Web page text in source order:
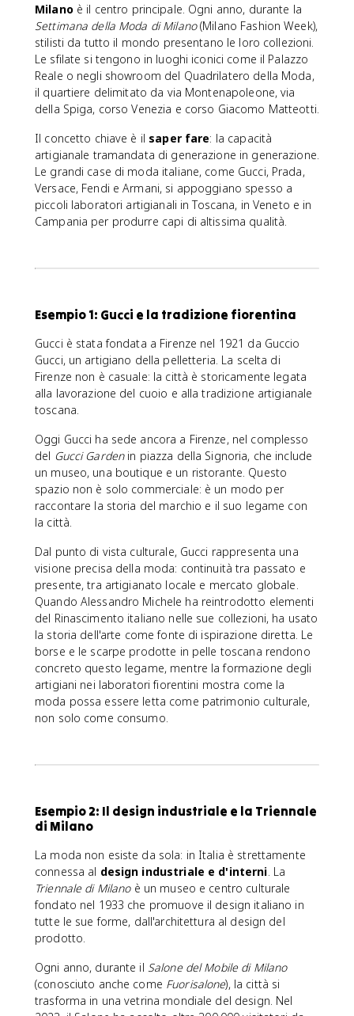
Milanoè il centro principale. Ogni anno, durante la
Settimana della Moda di Milano(Milano Fashion Week),
stilisti da tutto il mondo presentano le loro collezioni.
Le sfilate si tengono in luoghi iconici come il Palazzo
Reale o negli showroom del Quadrilatero della Moda,
il quartiere delimitato da via Montenapoleone, via
della Spiga, corso Venezia e corso Giacomo Matteotti.
Il concetto chiave è il saper fare: la capacità
artigianale tramandata di generazione in generazione.
Le grandi case di moda italiane, come Gucci, Prada,
Versace, Fendi e Armani, si appoggiano spesso a
piccoli laboratori artigianali in Toscana, in Veneto e in
Campania per produrre capi di altissima qualità.
Esempio 1: Gucci e la tradizione fiorentina
Gucci è stata fondata a Firenze nel 1921 da Guccio
Gucci, un artigiano della pelletteria. La scelta di
Firenze non è casuale: la città è storicamente legata
alla lavorazione del cuoio e alla tradizione artigianale
toscana.
Oggi Gucci ha sede ancora a Firenze, nel complesso
del Gucci Gardenin piazza della Signoria, che include
un museo, una boutique e un ristorante. Questo
spazio non è solo commerciale: è un modo per
raccontare la storia del marchio e il suo legame con
la città.
Dal punto di vista culturale, Gucci rappresenta una
visione precisa della moda: continuità tra passato e
presente, tra artigianato locale e mercato globale.
Quando Alessandro Michele ha reintrodotto elementi
del Rinascimento italiano nelle sue collezioni, ha usato
la storia dell'arte come fonte di ispirazione diretta. Le
borse e le scarpe prodotte in pelle toscana rendono
concreto questo legame, mentre la formazione degli
artigiani nei laboratori fiorentini mostra come la
moda possa essere letta come patrimonio culturale,
non solo come consumo.
Esempio 2: Il design industriale e la Triennale
di Milano
La moda non esiste da sola: in Italia è strettamente
connessa al design industriale e d'interni . La
Triennale di Milanoè un museo e centro culturale
fondato nel 1933 che promuove il design italiano in
tutte le sue forme, dall'architettura al design del
prodotto.
Ogni anno, durante il Salone del Mobile di Milano
(conosciuto anche come Fuorisalone), la città si
trasforma in una vetrina mondiale del design. Nel